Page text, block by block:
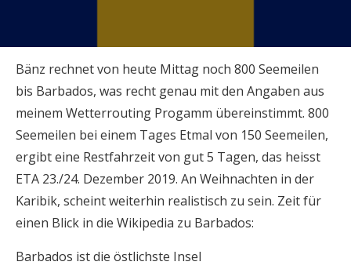
Bänz rechnet von heute Mittag noch 800 Seemeilen
bis Barbados, was recht genau mit den Angaben aus
meinem Wetterrouting Progamm übereinstimmt. 800
Seemeilen bei einem Tages Etmal von 150 Seemeilen,
ergibt eine Restfahrzeit von gut 5 Tagen, das heisst
ETA 23./24. Dezember 2019. An Weihnachten in der
Karibik, scheint weiterhin realistisch zu sein. Zeit für
einen Blick in die Wikipedia zu Barbados:
Barbados ist die östlichste Insel